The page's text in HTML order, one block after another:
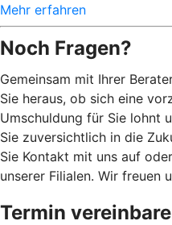
Mehr erfahren
Noch Fragen?
Gemeinsam mit Ihrer
Sie heraus, ob sich eine
Umschuldung für Sie lohnt
Sie zuversichtlich in die
Sie Kontakt mit uns auf
unserer Filialen. Wir freuen
Termin